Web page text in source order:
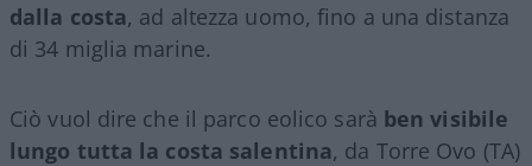
dalla costa, ad altezza uomo, fino a una distanza
di 34 miglia marine.
Ciò vuol dire che il parco eolico sarà ben visibile
lungo tutta la costa salentina, da Torre Ovo (TA)